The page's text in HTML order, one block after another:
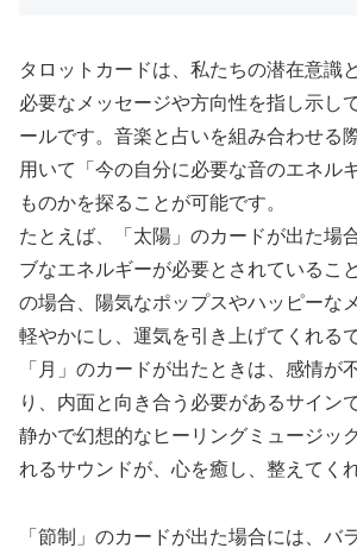
タロットカードは、私たちの潜在意識
必要なメッセージや方向性を指し示し
ールです。音楽と占いを組み合わせる
用いて「今の自分に必要な音のエネル
ものかを探ることが可能です。
たとえば、「太陽」のカードが出た場
ブなエネルギーが必要とされているこ
の場合、陽気なポップスやハッピーな
軽やかにし、運気を引き上げてくれる
「月」のカードが出たときは、感情が
り、内面と向き合う必要があるサイン
静かで幻想的なヒーリングミュージッ
れるサウンドが、心を癒し、整えてく
「節制」のカードが出た場合には、バ